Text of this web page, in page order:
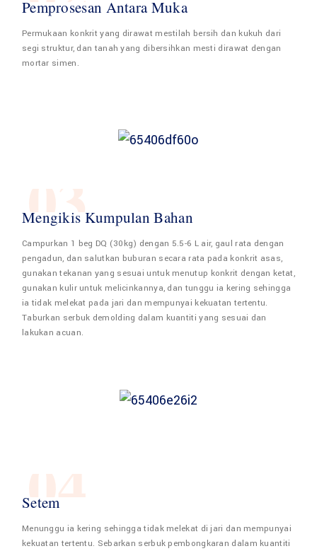
Pemprosesan Antara Muka
Permukaan konkrit yang dirawat mestilah bersih dan kukuh dari
segi struktur, dan tanah yang dibersihkan mesti dirawat dengan
mortar simen.
03
Mengikis Kumpulan Bahan
Campurkan 1 beg DQ (30kg) dengan 5.5-6 L air, gaul rata dengan
pengadun, dan salutkan buburan secara rata pada konkrit asas,
gunakan tekanan yang sesuai untuk menutup konkrit dengan ketat,
gunakan kulir untuk melicinkannya, dan tunggu ia kering sehingga
ia tidak melekat pada jari dan mempunyai kekuatan tertentu.
Taburkan serbuk demolding dalam kuantiti yang sesuai dan
lakukan acuan.
04
Setem
Menunggu ia kering sehingga tidak melekat di jari dan mempunyai
kekuatan tertentu. Sebarkan serbuk pembongkaran dalam kuantiti